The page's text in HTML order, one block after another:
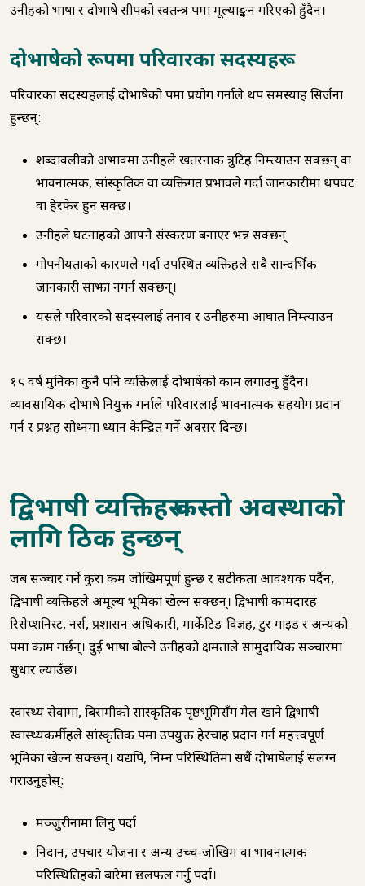
उनीहरूको भाषा र दोभाषे सीपको स्वतन्त्र रूपमा मूल्याङ्कन गरिएको हुँदैन।
दोभाषेको रूपमा परिवारका सदस्यहरू
परिवारका सदस्यहरूलाई दोभाषेको रूपमा प्रयोग गर्नाले थप समस्याहरू सिर्जना
हुन्छन्:
शब्दावलीको अभावमा उनीहरूले खतरनाक त्रुटिहरू निम्त्याउन सक्छन् वा
भावनात्मक, सांस्कृतिक वा व्यक्तिगत प्रभावले गर्दा जानकारीमा थपघट
वा हेरफेर हुन सक्छ।
उनीहरूले घटनाहरूको आफ्नै संस्करण बनाएर भन्न सक्छन्
गोपनीयताको कारणले गर्दा उपस्थित व्यक्तिहरूले सबै सान्दर्भिक
जानकारी साझा नगर्न सक्छन्।
यसले परिवारको सदस्यलाई तनाव र उनीहरुमा आघात निम्त्याउन
सक्छ।
१८ वर्ष मुनिका कुनै पनि व्यक्तिलाई दोभाषेको काम लगाउनु हुँदैन।
व्यावसायिक दोभाषे नियुक्त गर्नाले परिवारलाई भावनात्मक सहयोग प्रदान
गर्न र प्रश्नहरू सोध्नमा ध्यान केन्द्रित गर्ने अवसर दिन्छ।
द्विभाषी व्यक्तिहरू कस्तो अवस्थाको
लागि ठिक हुन्छन्
जब सञ्चार गर्ने कुरा कम जोखिमपूर्ण हुन्छ र सटीकता आवश्यक पर्दैन,
द्विभाषी व्यक्तिहरूले अमूल्य भूमिका खेल्न सक्छन्। द्विभाषी कामदारहरू
रिसेप्शनिस्ट, नर्स, प्रशासन अधिकारी, मार्केटिङ विज्ञहरू, टुर गाइड र अन्यको
रूपमा काम गर्छन्। दुई भाषा बोल्ने उनीहरूको क्षमताले सामुदायिक सञ्चारमा
सुधार ल्याउँछ।
स्वास्थ्य सेवामा, बिरामीको सांस्कृतिक पृष्ठभूमिसँग मेल खाने द्विभाषी
स्वास्थ्यकर्मीहरूले सांस्कृतिक रूपमा उपयुक्त हेरचाह प्रदान गर्न महत्त्वपूर्ण
भूमिका खेल्न सक्छन्। यद्यपि, निम्न परिस्थितिमा सधैं दोभाषेलाई संलग्न
गराउनुहोस्:
मञ्जुरीनामा लिनु पर्दा
निदान, उपचार योजना र अन्य उच्च-जोखिम वा भावनात्मक
परिस्थितिहरूको बारेमा छलफल गर्नु पर्दा।